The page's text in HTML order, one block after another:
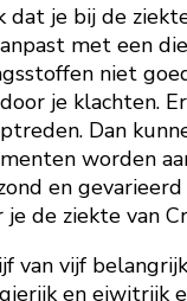
dat je bij de
met een
niet
je klachten.
Dan
worden
en
de ziekte van
van vijf
en eiwitrijk